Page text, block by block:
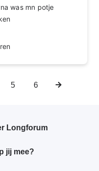
was mn potje
Pagina
5 Pagina
6
Volgende
Longforum
jij mee?